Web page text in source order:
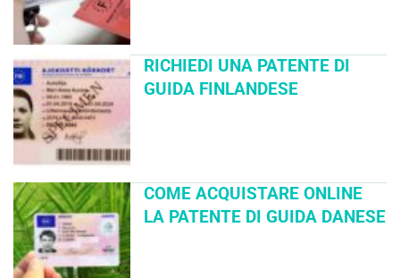
RICHIEDI UNA PATENTE DI
GUIDA FINLANDESE
COME ACQUISTARE ONLINE
LA PATENTE DI GUIDA DANESE